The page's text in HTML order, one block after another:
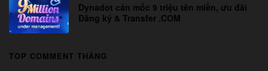
Dynadot cán mốc 9 triệu tên miền, ưu đãi
Đăng ký & Transfer .COM
TOP COMMENT THÁNG